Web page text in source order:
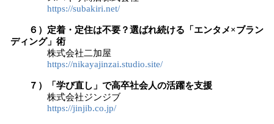
https://subakiri.net/
６）定着・定住は不要？選ばれ続ける「エンタメ×ブラン
ディング」術
株式会社二加屋
https://nikayajinzai.studio.site/
７）「学び直し」で高卒社会人の活躍を支援
株式会社ジンジブ
https://jinjib.co.jp/